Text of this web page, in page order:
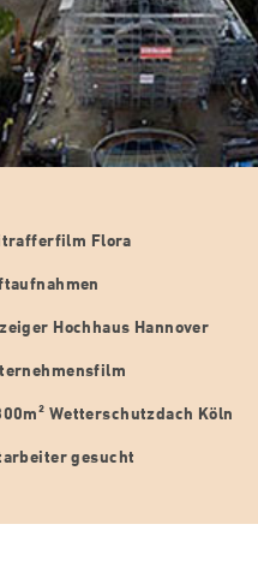
Flora
Hochhaus Hannover
Wetterschutzdach Köln
gesucht